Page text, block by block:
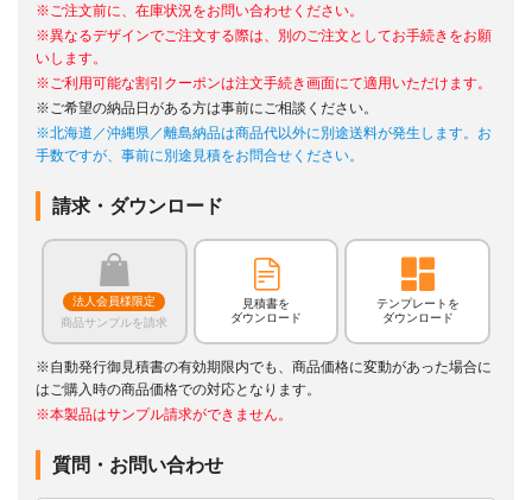
※ご注文前に、在庫状況をお問い合わせください。
※異なるデザインでご注文する際は、別のご注文としてお手続きをお願
いします。
※ご利用可能な割引クーポンは注文手続き画面にて適用いただけます。
※ご希望の納品日がある方は事前にご相談ください。
※北海道／沖縄県／離島納品は商品代以外に別途送料が発生します。お
手数ですが、事前に別途見積をお問合せください。
請求・ダウンロード
法人会員様限定
商品サンプルを請求
見積書を
ダウンロード
テンプレートを
ダウンロード
※自動発行御見積書の有効期限内でも、商品価格に変動があった場合に
はご購入時の商品価格での対応となります。
※本製品はサンプル請求ができません。
質問・お問い合わせ